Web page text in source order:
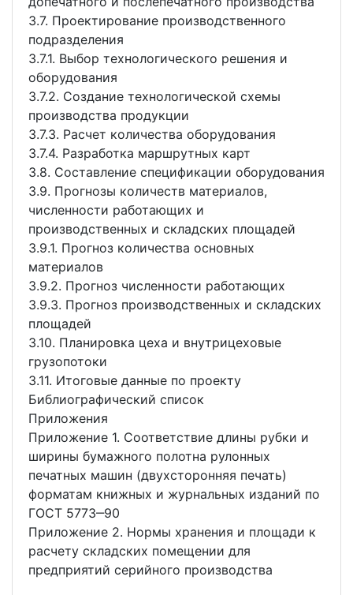
3.7. Проектирование производственного
подразделения
3.7.1. Выбор технологического решения и
оборудования
3.7.2. Создание технологической схемы
производства продукции
3.7.3. Расчет количества оборудования
3.7.4. Разработка маршрутных карт
3.8. Составление спецификации оборудования
3.9. Прогнозы количеств материалов,
численности работающих и
производственных и складских площадей
3.9.1. Прогноз количества основных
материалов
3.9.2. Прогноз численности работающих
3.9.3. Прогноз производственных и складских
площадей
3.10. Планировка цеха и внутрицеховые
грузопотоки
3.11. Итоговые данные по проекту
Библиографический список
Приложения
Приложение 1. Соответствие длины рубки и
ширины бумажного полотна рулонных
печатных машин (двухсторонняя печать)
форматам книжных и журнальных изданий по
ГОСТ 5773‒90
Приложение 2. Нормы хранения и площади к
расчету складских помещении для
предприятий серийного производства